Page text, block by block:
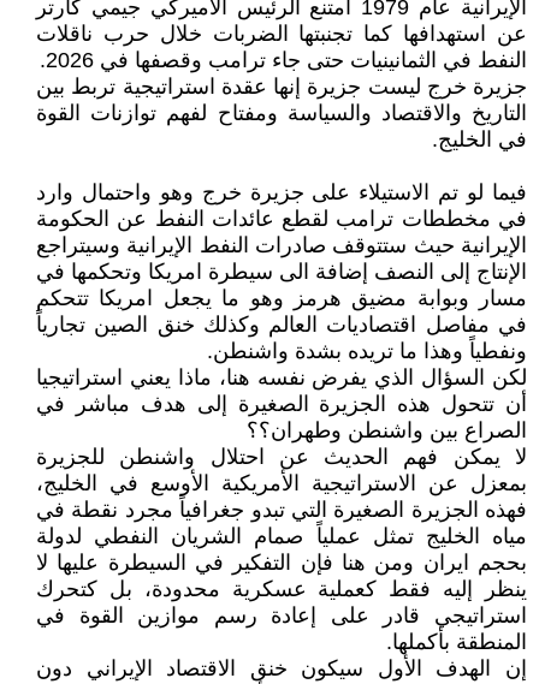
الإيرانية عام 1979 امتنع الرئيس الأميركي جيمي كارتر
عن استهدافها كما تجنبتها الضربات خلال حرب ناقلات
النفط في الثمانينيات حتى جاء ترامب وقصفها في 2026.
جزيرة خرج ليست جزيرة إنها ‎عقدة استراتيجية تربط بين
التاريخ والاقتصاد والسياسة ومفتاح لفهم توازنات القوة
في الخليج.
فيما لو تم الاستيلاء على جزيرة خرج وهو واحتمال وارد
في مخططات ترامب لقطع عائدات النفط عن الحكومة
الإيرانية حيث ستتوقف صادرات النفط الإيرانية وسيتراجع
الإنتاج إلى النصف إضافة الى سيطرة امريكا وتحكمها في
مسار وبوابة مضيق هرمز وهو ما يجعل امريكا تتحكم
في مفاصل اقتصاديات العالم وكذلك خنق الصين تجارياً
ونفطياً وهذا ما تريده بشدة واشنطن.
لكن السؤال الذي يفرض نفسه هنا، ماذا يعني استراتيجيا
أن تتحول هذه الجزيرة الصغيرة إلى هدف مباشر في
الصراع بين واشنطن وطهران؟؟
لا يمكن فهم الحديث عن احتلال واشنطن للجزيرة
بمعزل عن الاستراتيجية الأمريكية الأوسع في الخليج،
فهذه الجزيرة الصغيرة التي تبدو جغرافياً مجرد نقطة في
مياه الخليج تمثل عملياً صمام الشريان النفطي لدولة
بحجم ايران ومن هنا فإن التفكير في السيطرة عليها لا
ينظر إليه فقط كعملية عسكرية محدودة، بل كتحرك
استراتيجي قادر على إعادة رسم موازين القوة في
المنطقة بأكملها.
إن الهدف الأول سيكون خنق الاقتصاد الإيراني دون